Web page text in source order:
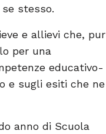
stesso.
e allievi che, pur
per una
educativo-
e sugli esiti che ne
anno di Scuola